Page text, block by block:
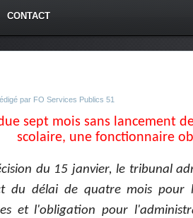
CONTACT
par FO Services Publics 51
sept mois sans lancement
scolaire, une fonctionnaire
du 15 janvier, le tribunal
du délai de quatre mois pour
et l'obligation pour